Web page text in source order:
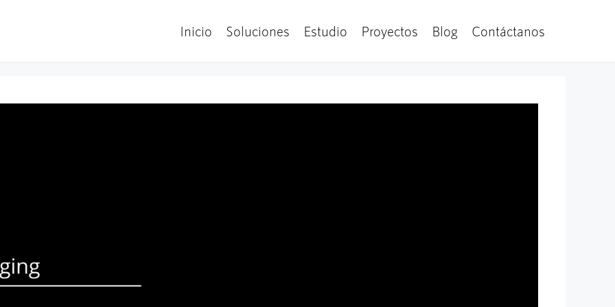
Inicio Soluciones Estudio Proyectos Blog Contáctanos